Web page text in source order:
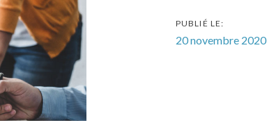
PUBLIÉ LE:
20 novembre 2020